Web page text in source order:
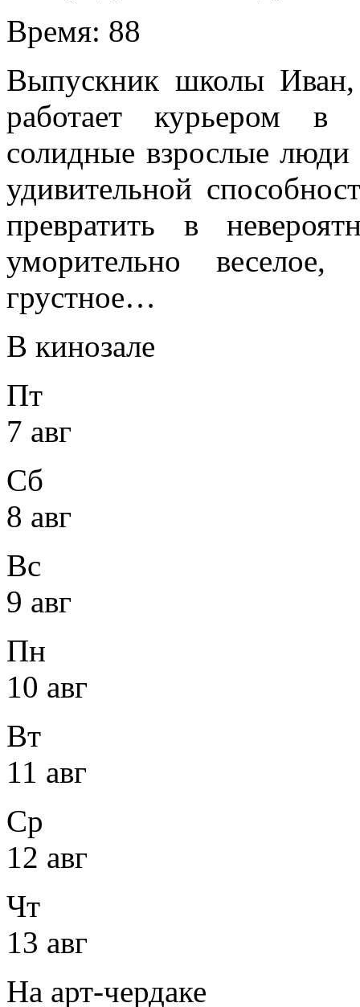
Время: 88
Выпускник школы
работает курьером
солидные взрослые
удивительной
превратить в
уморительно
грустное…
В кинозале
Пт
7 авг
Сб
8 авг
Вс
9 авг
Пн
10 авг
Вт
11 авг
Ср
12 авг
Чт
13 авг
На арт-чердаке